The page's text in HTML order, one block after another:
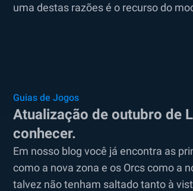
uma destas razões é o recurso do
Guias de Jogos
Atualização de outubro de
conhecer.
Em nosso blog você já encontra as
como a nova zona e os Orcs como a
talvez não tenham saltado tanto à